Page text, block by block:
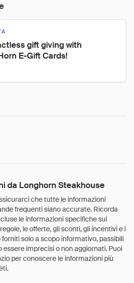
gift giving with
E-Gift Cards!
da Longhorn Steakhouse
che tutte le informazioni
frequenti siano accurate. Ricorda
le informazioni specifiche sui
le offerte, gli sconti, gli incentivi e i
solo a scopo informativo, passibili
imprecisi o non aggiornati. Puoi
per conoscere le informazioni più